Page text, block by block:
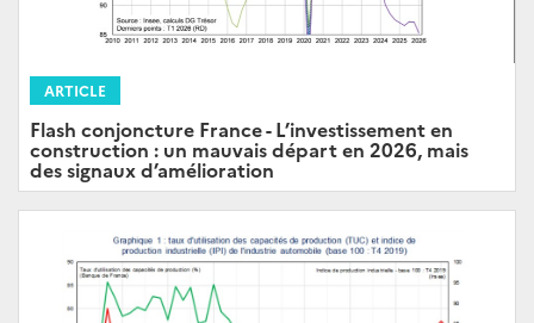
ARTICLE
Flash conjoncture France - L’investissement en
construction : un mauvais départ en 2026, mais
des signaux d’amélioration